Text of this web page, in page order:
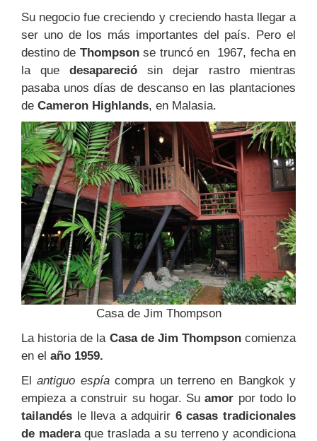
Su negocio fue creciendo y creciendo hasta llegar a
ser uno de los más importantes del país. Pero el
destino de Thompsonse truncó en 1967, fecha en
la que desapareció sin dejar rastro mientras
pasaba unos días de descanso en las plantaciones
de Cameron Highlands, en Malasia.
Casa de Jim Thompson
La historia de laCasa de Jim Thompsoncomienza
en el año 1959.
Elantiguo espíacompra un terreno en Bangkok y
empieza a construir su hogar. Suamor por todo lo
tailandés le lleva a adquirir 6 casas tradicionales
de maderaque traslada a su terreno y acondiciona